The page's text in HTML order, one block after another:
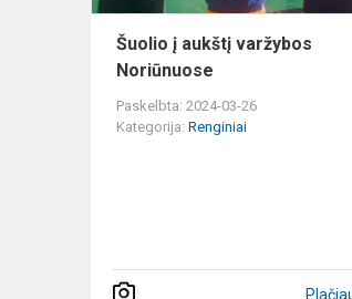
Šuolio į aukštį varžybos
Noriūnuose
Paskelbta: 2024-03-26
Kategorija: Renginiai